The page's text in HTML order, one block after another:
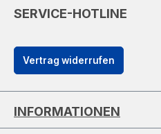
SERVICE-HOTLINE
Vertrag widerrufen
INFORMATIONEN